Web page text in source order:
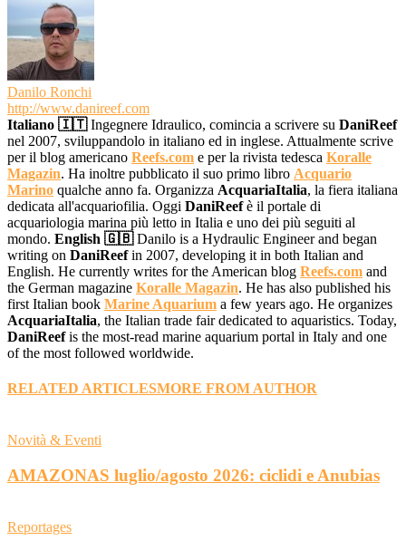
Danilo Ronchi
http://www.danireef.com
Italiano 🇮🇹Ingegnere Idraulico, comincia a scrivere su DaniReef
nel 2007, sviluppandolo in italiano ed in inglese. Attualmente scrive
per il blog americano Reefs.com e per la rivista tedesca Koralle
Magazin. Ha inoltre pubblicato il suo primo libro Acquario
Marino qualche anno fa. Organizza AcquariaItalia, la fiera italiana
dedicata all'acquariofilia. Oggi DaniReefè il portale di
acquariologia marina più letto in Italia e uno dei più seguiti al
mondo. English 🇬🇧Danilo is a Hydraulic Engineer and began
writing on DaniReefin 2007, developing it in both Italian and
English. He currently writes for the American blog Reefs.com and
the German magazine Koralle Magazin. He has also published his
first Italian book Marine Aquarium a few years ago. He organizes
AcquariaItalia, the Italian trade fair dedicated to aquaristics. Today,
DaniReefis the most-read marine aquarium portal in Italy and one
of the most followed worldwide.
RELATED ARTICLESMORE FROM AUTHOR
Novità & Eventi
AMAZONAS luglio/agosto 2026: ciclidi e Anubias
Reportages